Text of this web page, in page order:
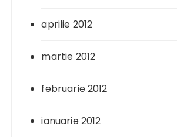
aprilie 2012
martie 2012
februarie 2012
ianuarie 2012